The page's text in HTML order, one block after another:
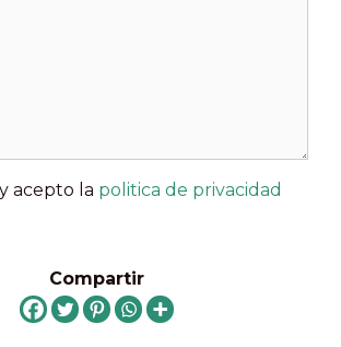
acepto la politica de privacidad
Compartir